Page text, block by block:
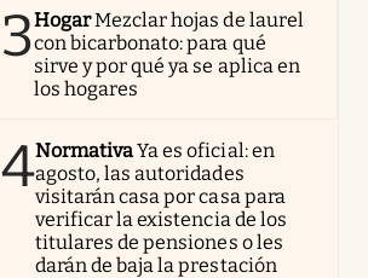
3HogarMezclar hojas de laurel
con bicarbonato: para qué
sirve y por qué ya se aplica en
los hogares
4NormativaYa es oficial: en
agosto, las autoridades
visitarán casa por casa para
verificar la existencia de los
titulares de pensiones o les
darán de baja la prestación